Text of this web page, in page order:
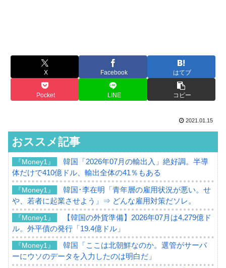
X Facebook はてブ
Pocket LINE コピー
2021.01.15
おススメ記事
『Money1』
韓国「2026年07月の輸出入」絶好調。半導
体だけで410億ドル、輸出全体の41％もある
『Money1』
韓国･李在明「青年層の雇用状況が悪い。せ
や、若者に起業させよう」⇒ どんな雇用対策だソレ。
『Money1』
【韓国の外貨準備】2026年07月は4,279億ド
ル。外平債の発行「19.4億ドル」
『Money1』
韓国「ここは北朝鮮なのか。選管がサーバ
ーにウソのデータを入力したのは明白だ」